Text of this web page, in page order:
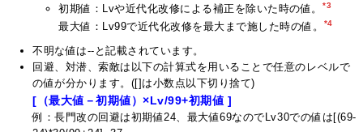
初期値：Lvや近代化改修による補正を除いた時の値。 *3
最大値：Lv99で近代化改修を最大まで施した時の値。 *4
不明な値は--と記載されています。
回避、対潜、索敵は以下の計算式を用いることで任意のレベルで
の値が分かります。([]は小数点以下切り捨て)
[（最大値－初期値）×Lv/99+初期値 ]
例：長門改の回避は初期値24、最大値69なのでLv30での値は[(69-